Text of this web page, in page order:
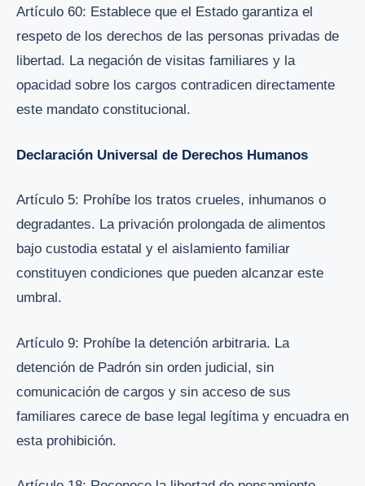
Artículo 60: Establece que el Estado garantiza el
respeto de los derechos de las personas privadas de
libertad. La negación de visitas familiares y la
opacidad sobre los cargos contradicen directamente
este mandato constitucional.
Declaración Universal de Derechos Humanos
Artículo 5: Prohíbe los tratos crueles, inhumanos o
degradantes. La privación prolongada de alimentos
bajo custodia estatal y el aislamiento familiar
constituyen condiciones que pueden alcanzar este
umbral.
Artículo 9: Prohíbe la detención arbitraria. La
detención de Padrón sin orden judicial, sin
comunicación de cargos y sin acceso de sus
familiares carece de base legal legítima y encuadra en
esta prohibición.